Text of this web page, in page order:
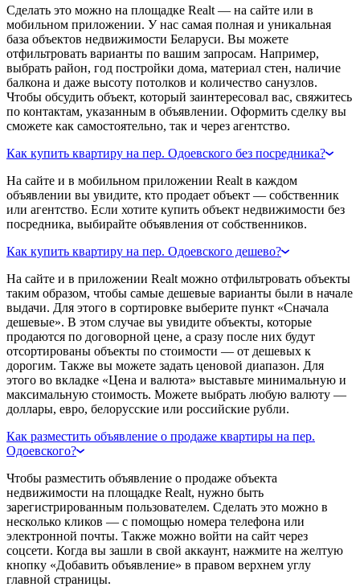
Сделать это можно на площадке Realt — на сайте или в
мобильном приложении. У нас самая полная и уникальная
база объектов недвижимости Беларуси. Вы можете
отфильтровать варианты по вашим запросам. Например,
выбрать район, год постройки дома, материал стен, наличие
балкона и даже высоту потолков и количество санузлов.
Чтобы обсудить объект, который заинтересовал вас, свяжитесь
по контактам, указанным в объявлении. Оформить сделку вы
сможете как самостоятельно, так и через агентство.
Как купить квартиру на пер. Одоевского без посредника?
На сайте и в мобильном приложении Realt в каждом
объявлении вы увидите, кто продает объект — собственник
или агентство. Если хотите купить объект недвижимости без
посредника, выбирайте объявления от собственников.
Как купить квартиру на пер. Одоевского дешево?
На сайте и в приложении Realt можно отфильтровать объекты
таким образом, чтобы самые дешевые варианты были в начале
выдачи. Для этого в сортировке выберите пункт «Сначала
дешевые». В этом случае вы увидите объекты, которые
продаются по договорной цене, а сразу после них будут
отсортированы объекты по стоимости — от дешевых к
дорогим. Также вы можете задать ценовой диапазон. Для
этого во вкладке «Цена и валюта» выставьте минимальную и
максимальную стоимость. Можете выбрать любую валюту —
доллары, евро, белорусские или российские рубли.
Как разместить объявление о продаже квартиры на пер.
Одоевского?
Чтобы разместить объявление о продаже объекта
недвижимости на площадке Realt, нужно быть
зарегистрированным пользователем. Сделать это можно в
несколько кликов — с помощью номера телефона или
электронной почты. Также можно войти на сайт через
соцсети. Когда вы зашли в свой аккаунт, нажмите на желтую
кнопку «Добавить объявление» в правом верхнем углу
главной страницы.